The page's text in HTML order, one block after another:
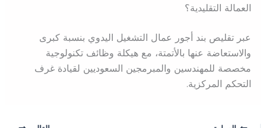
العمالة التقليدية؟
عبر تقليص بند أجور عمال التشغيل اليدوي بنسبة كبرى
والاستعاضة عنها بالأتمتة، مع هيكلة وظائف تكنولوجية
مخصصة للمهندسين والمبرمجين السعوديين لقيادة غرف
التحكم المركزية.